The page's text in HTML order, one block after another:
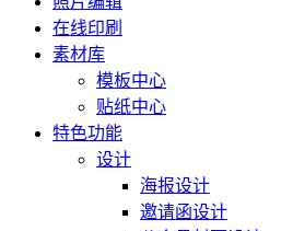
在线印刷
素材库
模板中心
贴纸中心
特色功能
设计
海报设计
邀请函设计